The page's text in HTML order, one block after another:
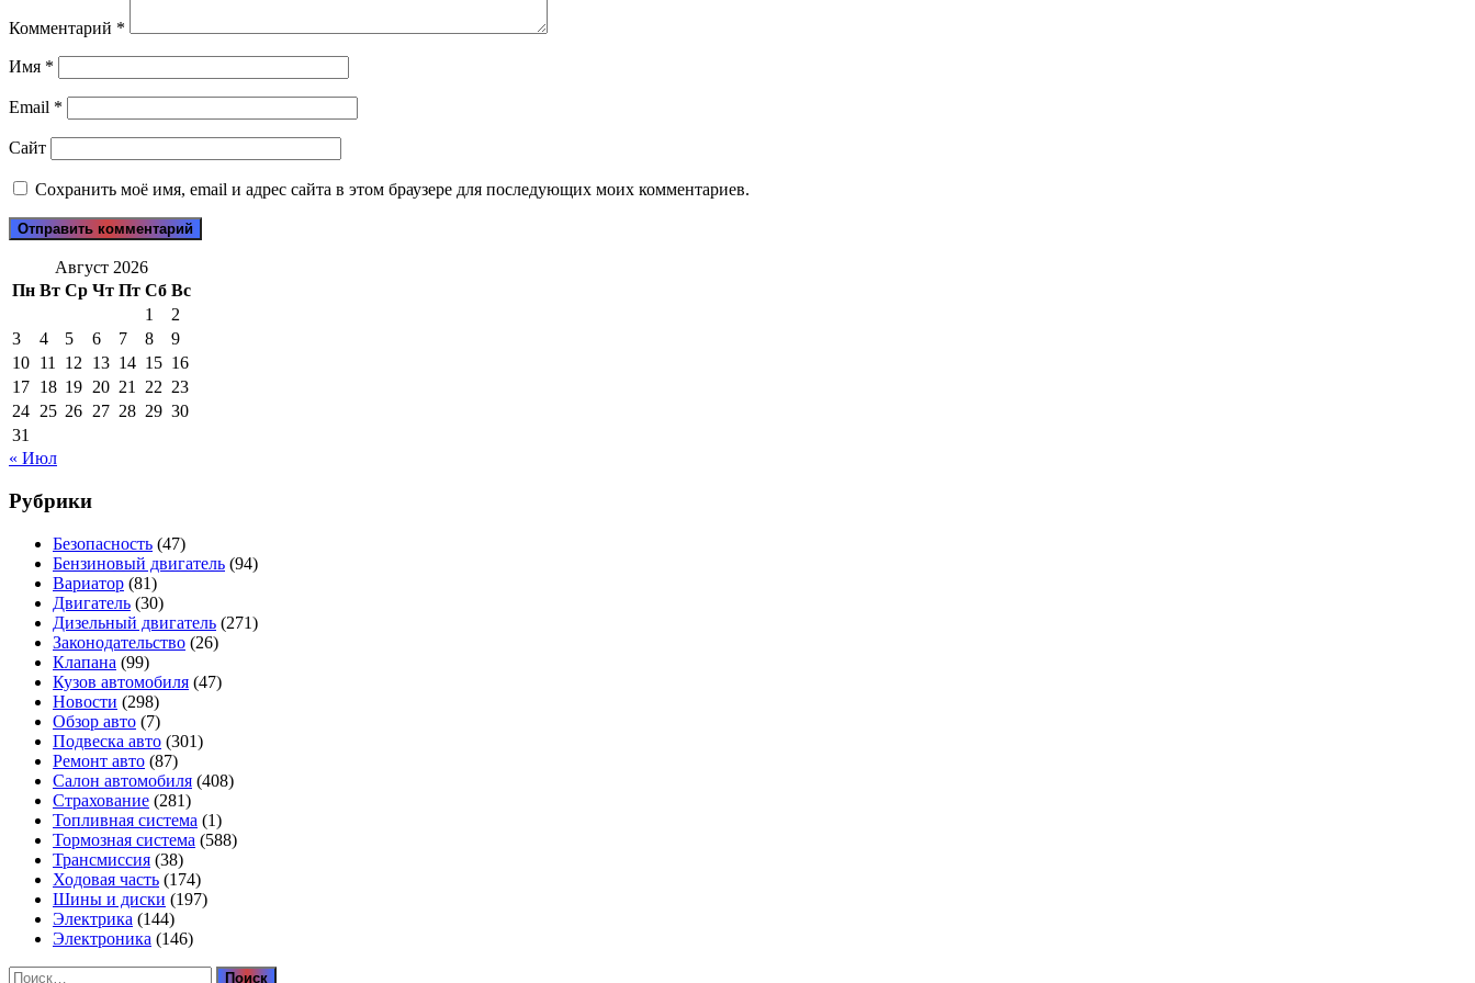
Комментарий *
Имя *
Email *
Сайт
Сохранить моё имя, email и адрес сайта в этом браузере для последующих моих комментариев.
Август 2026
Пн Вт Ср Чт Пт Сб Вс
1
2
3
4 5 6 7 8
9
10 11 12 13 14 15 16
17 18 19 20 21 22 23
24 25 26 27 28 29 30
31
« Июл
Рубрики
Безопасность (47)
Бензиновый двигатель (94)
Вариатор (81)
Двигатель (30)
Дизельный двигатель (271)
Законодательство (26)
Клапана (99)
Кузов автомобиля (47)
Новости (298)
Обзор авто (7)
Подвеска авто (301)
Ремонт авто (87)
Салон автомобиля (408)
Страхование (281)
Топливная система (1)
Тормозная система (588)
Трансмиссия (38)
Ходовая часть (174)
Шины и диски (197)
Электрика (144)
Электроника (146)
Найти: